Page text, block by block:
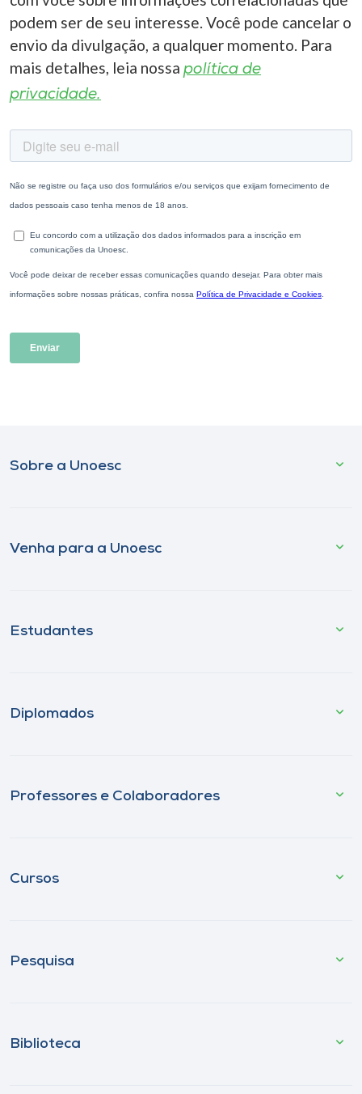
podem ser de seu interesse. Você pode cancelar o
envio da divulgação, a qualquer momento. Para
mais detalhes, leia nossa política de
privacidade.
Sobre a Unoesc
Venha para a Unoesc
Estudantes
Diplomados
Professores e Colaboradores
Cursos
Pesquisa
Biblioteca